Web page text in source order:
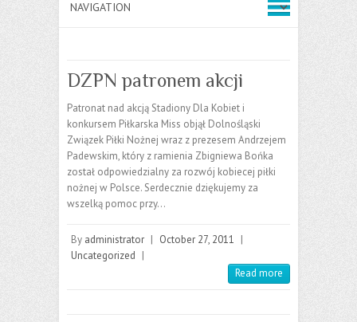
DZPN patronem akcji
Patronat nad akcją Stadiony Dla Kobiet i
konkursem Piłkarska Miss objął Dolnośląski
Związek Piłki Nożnej wraz z prezesem Andrzejem
Padewskim, który z ramienia Zbigniewa Bońka
został odpowiedzialny za rozwój kobiecej piłki
nożnej w Polsce. Serdecznie dziękujemy za
wszelką pomoc przy…
By administrator | October 27, 2011 |
Uncategorized |
Read more